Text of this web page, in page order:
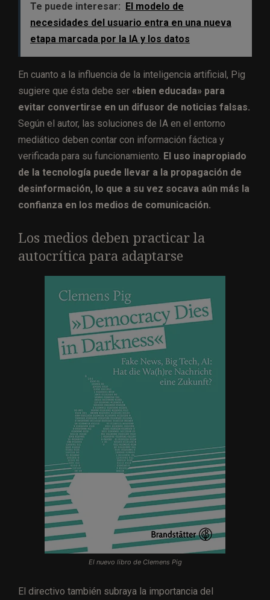
Te puede interesar:
El modelo de
necesidades del usuario entra en una nueva
etapa marcada por la IA y los datos
En cuanto a la influencia de la inteligencia artificial, Pig
sugiere que ésta debe ser «bien educada» para
evitar convertirse en un difusor de noticias falsas.
Según el autor, las soluciones de IA en el entorno
mediático deben contar con información fáctica y
verificada para su funcionamiento. El uso inapropiado
de la tecnología puede llevar a la propagación de
desinformación, lo que a su vez socava aún más la
confianza en los medios de comunicación.
Los medios deben practicar la
autocrítica para adaptarse
El nuevo libro de Clemens Pig
El directivo también subraya la importancia del